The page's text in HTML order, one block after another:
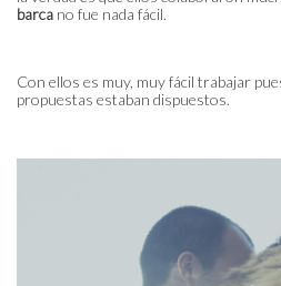
barca no fue nada fácil.
Con ellos es muy, muy fácil trabajar
propuestas estaban dispuestos.